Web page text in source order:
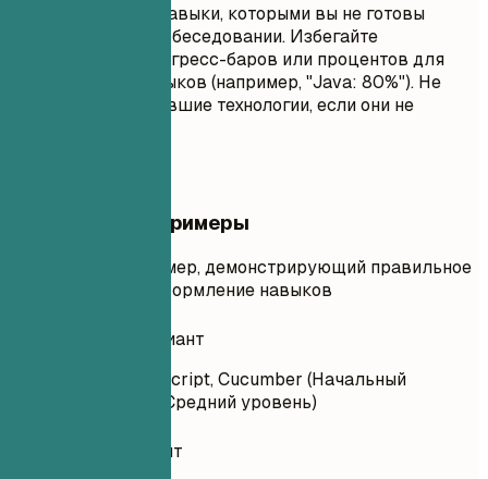
Не перечисляйте навыки, которыми вы не готовы
пользоваться на собеседовании. Избегайте
использования прогресс-баров или процентов для
оценки ваших навыков (например, "Java: 80%"). Не
включайте устаревшие технологии, если они не
Практические примеры
Практический пример, демонстрирующий правильное
и неправильное оформление навыков
Неудачный вариант
Python, Java, JavaScript, Cucumber (Начальный
уровень), Jenkins (Средний уровень)
Удачный вариант